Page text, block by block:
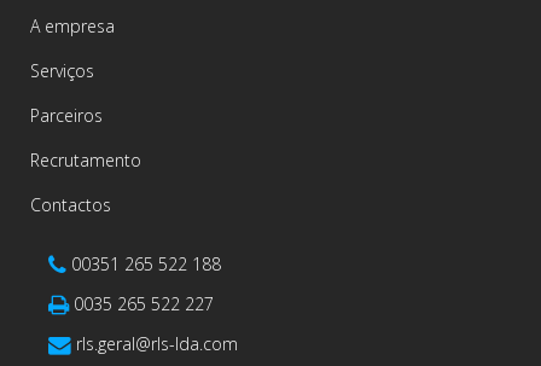
A empresa
Serviços
Parceiros
Recrutamento
Contactos
00351 265 522 188
0035 265 522 227
rls.geral@rls-lda.com